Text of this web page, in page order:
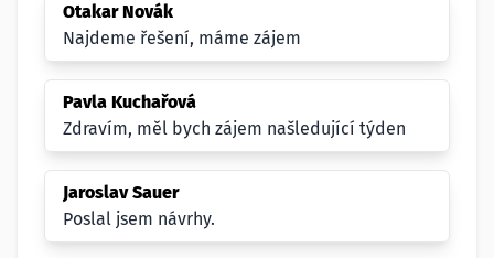
Otakar Novák
Najdeme řešení, máme zájem
Pavla Kuchařová
Zdravím, měl bych zájem našledující týden
Jaroslav Sauer
Poslal jsem návrhy.